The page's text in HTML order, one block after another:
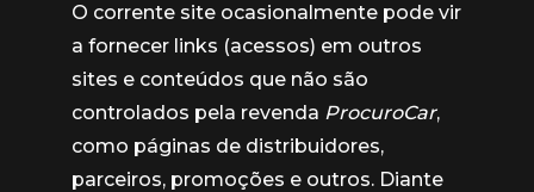
O corrente site ocasionalmente pode vir
a fornecer links (acessos) em outros
sites e conteúdos que não são
controlados pela revenda ProcuroCar,
como páginas de distribuidores,
parceiros, promoções e outros. Diante